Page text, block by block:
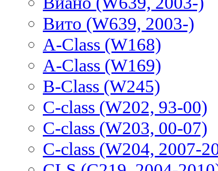
Вито (W639, 2003-)
A-Class (W168)
A-Class (W169)
B-Class (W245)
C-class (W202, 93-00)
C-class (W203, 00-07)
C-class (W204, 2007-